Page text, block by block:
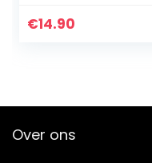
Geschilderd
€14.90
Over ons